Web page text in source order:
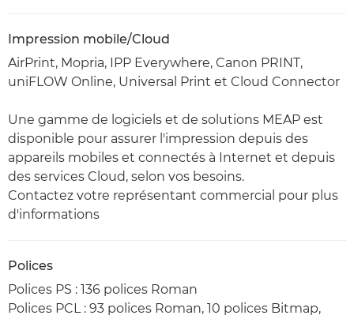
Impression mobile/Cloud
AirPrint, Mopria, IPP Everywhere, Canon PRINT,
uniFLOW Online, Universal Print et Cloud Connector
Une gamme de logiciels et de solutions MEAP est
disponible pour assurer l'impression depuis des
appareils mobiles et connectés à Internet et depuis
des services Cloud, selon vos besoins.
Contactez votre représentant commercial pour plus
d'informations
Polices
Polices PS : 136 polices Roman
Polices PCL : 93 polices Roman, 10 polices Bitmap,